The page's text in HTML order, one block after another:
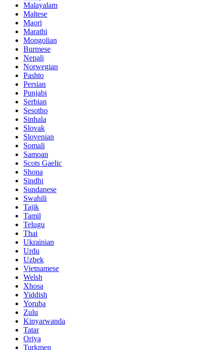
Malayalam
Maltese
Maori
Marathi
Mongolian
Burmese
Nepali
Norwegian
Pashto
Persian
Punjabi
Serbian
Sesotho
Sinhala
Slovak
Slovenian
Somali
Samoan
Scots Gaelic
Shona
Sindhi
Sundanese
Swahili
Tajik
Tamil
Telugu
Thai
Ukrainian
Urdu
Uzbek
Vietnamese
Welsh
Xhosa
Yiddish
Yoruba
Zulu
Kinyarwanda
Tatar
Oriya
Turkmen